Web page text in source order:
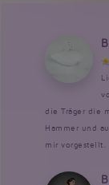
die Träger die
Hammer und
mir vorgestellt.